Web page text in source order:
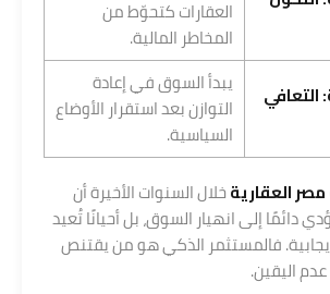
العقارات كتحوّط من
المخاطر المالية.
التعافي
يبدأ السوق في إعادة
التوازن بعد استقرار الأوضاع
السياسية.
مصر العقاريةخلال السنوات الأخيرة أن
دائمًا إلى انهيار السوق، بل أحيانًا تُعيد
فالمستثمر الذكي هو من يقتنص
اليقين.